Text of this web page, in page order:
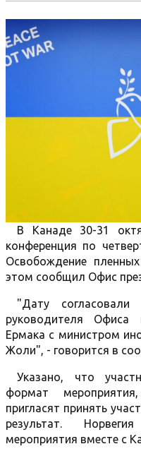
В Канаде 30-31
конференция по
Освобождение
этом сообщил Офис
"Дату согласовали
руководителя Офиса
Ермака с министром
Жоли", - говорится в
Указано, что
формат
пригласят принять
результат.
мероприятия вместе с